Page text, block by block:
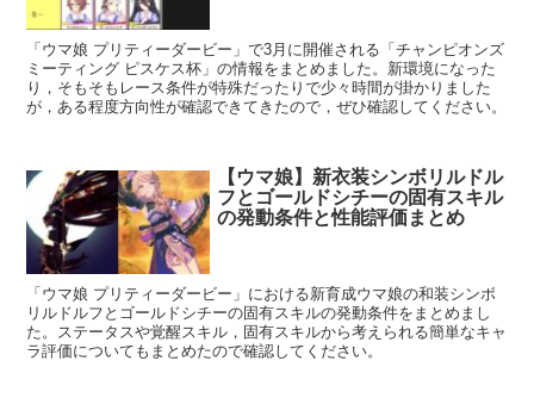
「ウマ娘 プリティーダービー」で3月に開催される「チャンピオンズ
ミーティング ピスケス杯」の情報をまとめました。新環境になった
り，そもそもレース条件が特殊だったりで少々時間が掛かりました
が，ある程度方向性が確認できてきたので，ぜひ確認してください。
【ウマ娘】新衣装シンボリルドル
フとゴールドシチーの固有スキル
の発動条件と性能評価まとめ
「ウマ娘 プリティーダービー」における新育成ウマ娘の和装シンボ
リルドルフとゴールドシチーの固有スキルの発動条件をまとめまし
た。ステータスや覚醒スキル，固有スキルから考えられる簡単なキャ
ラ評価についてもまとめたので確認してください。